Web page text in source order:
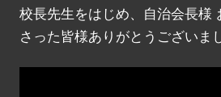
校長先生をはじめ、自治会長様
さった皆様ありがとうございま